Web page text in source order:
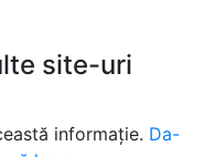
site-uri
informație. Da-